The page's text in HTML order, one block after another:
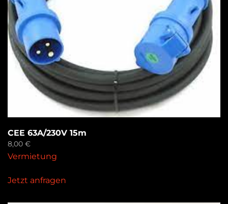
CEE 63A/230V 15m
8,00 €
Vermietung
Jetzt anfragen